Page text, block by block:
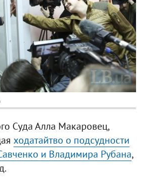
Суда Алла Макаровец,
ходатайтво о подсудности
и Владимира Рубана,